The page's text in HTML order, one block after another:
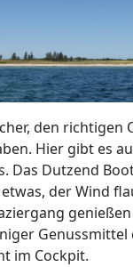
den richtigen
Hier gibt es
Das Dutzend
der Wind
Genussmittel
im Cockpit.